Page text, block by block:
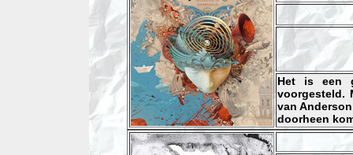
Het is een
voorgesteld.
van
doorheen